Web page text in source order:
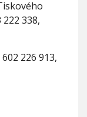
338,
226 913,